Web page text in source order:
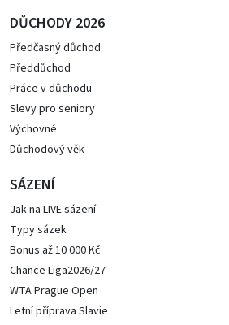
DŮCHODY 2026
Předčasný důchod
Předdůchod
Práce v důchodu
Slevy pro seniory
Výchovné
Důchodový věk
SÁZENÍ
Jak na LIVE sázení
Typy sázek
Bonus až 10 000 Kč
Chance Liga2026/27
WTA Prague Open
Letní příprava Slavie